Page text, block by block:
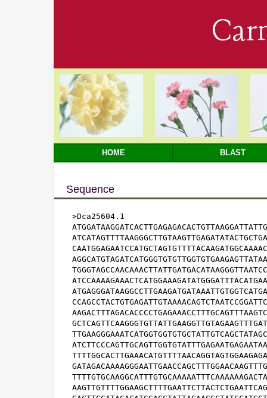
HOME BLAST
Sequence
>Dca25604.1